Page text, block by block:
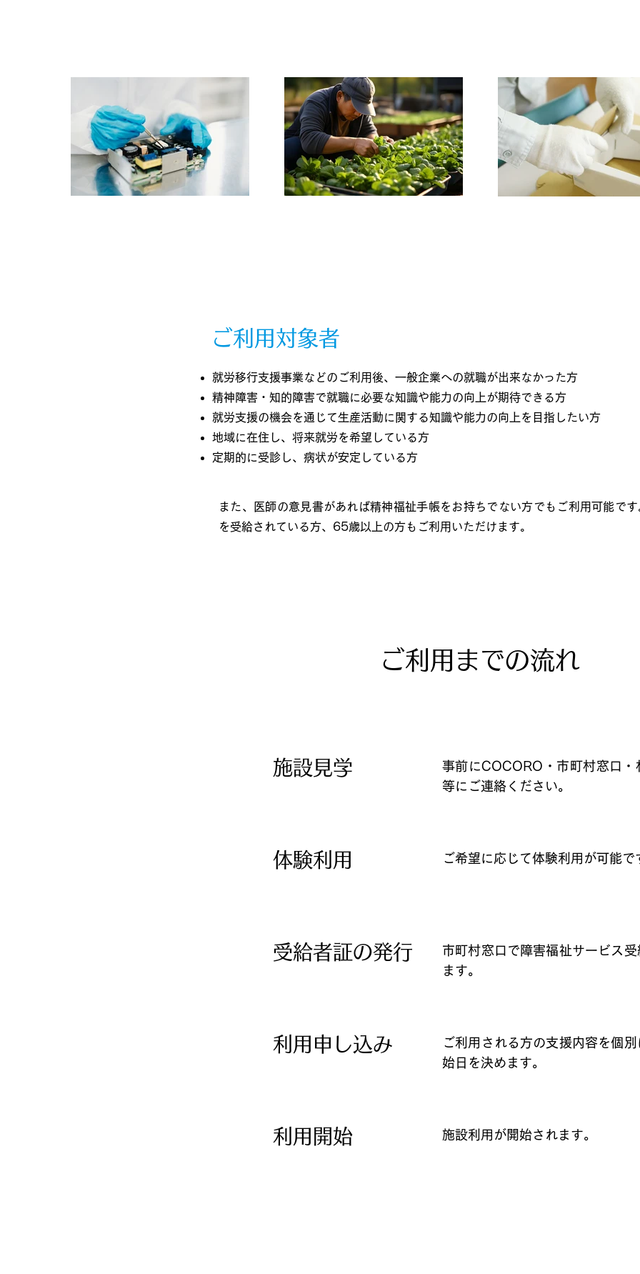
ご利用対象者
就労移行支援事業などのご利用後、一般企業への就職が出来なかった方
精神障害・知的障害で就職に必要な知識や能力の向上が期待できる方
就労支援の機会を通じて生産活動に関する知識や能力の向上を目指したい方
地域に在住し、将来就労を希望している方
定期的に受診し、病状が安定している方
また、医師の意見書があれば精神福祉手帳をお持ちでない方でもご利用可能で
を受給されている方、65歳以上の方もご利用いただけます。
ご利用までの流れ
施設見学
事前にCOCORO・市町村窓口・
等にご連絡ください。
体験利用 ご希望に応じて体験利用が可能で
受給者証の発行
市町村窓口で障害福祉サービス
ます。
利用申し込み
ご利用される方の支援内容を個
始日を決めます。
利用開始 施設利用が開始されます。